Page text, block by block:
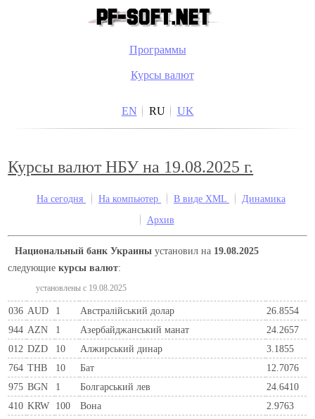
Программы
Курсы валют
EN RU UK
Курсы валют НБУ на 19.08.2025 г.
На сегодня На компьютер В виде XML
Динамика
Архив
Национальный банк Украины установил на 19.08.2025
следующиекурсы валют:
установлены c 19.08.2025
036 AUD 1 Австралійський долар
26.8554
944 AZN 1 Азербайджанський манат
24.2657
012 DZD 10 Алжирський динар
3.1855
764 THB 10 Бат
12.7076
975 BGN 1 Болгарський лев
24.6410
410 KRW 100 Вона
2.9763